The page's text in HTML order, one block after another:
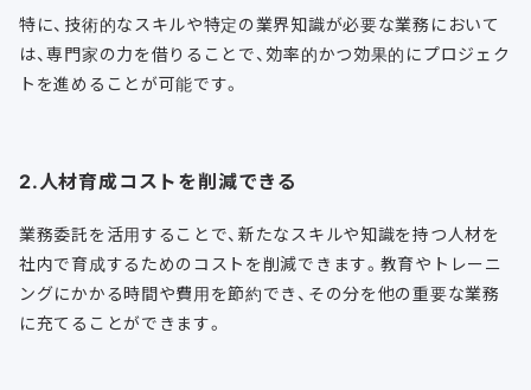
特に、技術的なスキルや特定の業界知識が必要な業務において
は、専門家の力を借りることで、効率的かつ効果的にプロジェク
トを進めることが可能です。
2.人材育成コストを削減できる
業務委託を活用することで、新たなスキルや知識を持つ人材を
社内で育成するためのコストを削減できます。教育やトレーニ
ングにかかる時間や費用を節約でき、その分を他の重要な業務
に充てることができます。